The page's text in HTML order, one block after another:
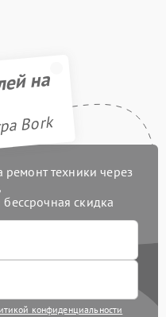
на
Bork
техники через
бессрочная скидка
конфиденциальности